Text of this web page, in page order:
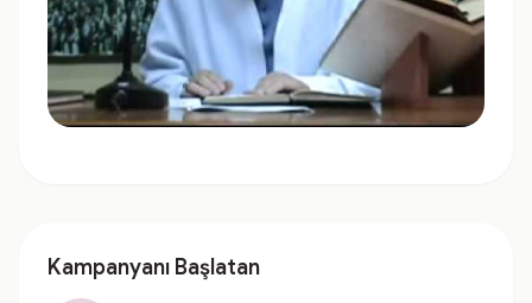
Kampanyanı Başlatan